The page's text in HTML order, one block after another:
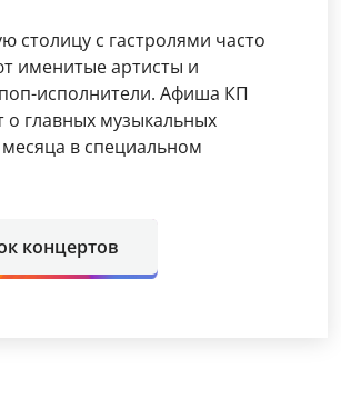
столицу с гастролями часто
именитые артисты и
исполнители. Афиша КП
о главных музыкальных
в специальном
концертов